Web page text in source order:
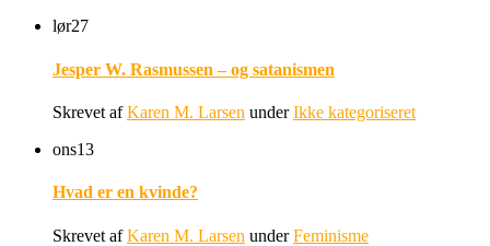
lør27
Jesper W. Rasmussen – og satanismen
Skrevet afKaren M. Larsen underIkke kategoriseret
ons13
Hvad er en kvinde?
Skrevet afKaren M. Larsen underFeminisme